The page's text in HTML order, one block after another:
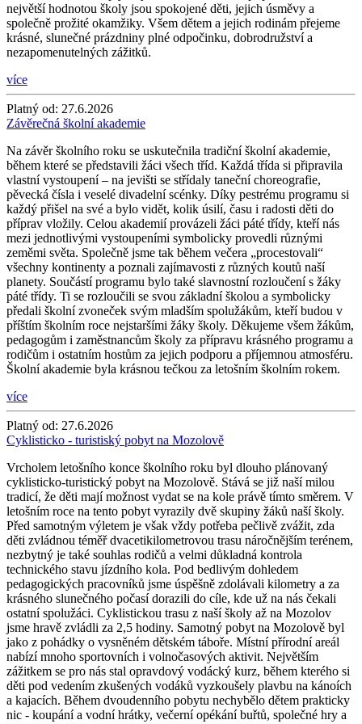
největší hodnotou školy jsou spokojené děti, jejich úsměvy a
společně prožité okamžiky. Všem dětem a jejich rodinám přejeme
krásné, slunečné prázdniny plné odpočinku, dobrodružství a
nezapomenutelných zážitků.
více
Platný od: 27.6.2026
Závěrečná školní akademie
Na závěr školního roku se uskutečnila tradiční školní akademie,
během které se představili žáci všech tříd. Každá třída si připravila
vlastní vystoupení – na jevišti se střídaly taneční choreografie,
pěvecká čísla i veselé divadelní scénky. Díky pestrému programu si
každý přišel na své a bylo vidět, kolik úsilí, času i radosti děti do
příprav vložily. Celou akademií provázeli žáci páté třídy, kteří nás
mezi jednotlivými vystoupeními symbolicky provedli různými
zeměmi světa. Společně jsme tak během večera „procestovali“
všechny kontinenty a poznali zajímavosti z různých koutů naší
planety. Součástí programu bylo také slavnostní rozloučení s žáky
páté třídy. Ti se rozloučili se svou základní školou a symbolicky
předali školní zvoneček svým mladším spolužákům, kteří budou v
příštím školním roce nejstaršími žáky školy. Děkujeme všem žákům,
pedagogům i zaměstnancům školy za přípravu krásného programu a
rodičům i ostatním hostům za jejich podporu a příjemnou atmosféru.
Školní akademie byla krásnou tečkou za letošním školním rokem.
více
Platný od: 27.6.2026
Cyklisticko - turistiský pobyt na Mozolově
Vrcholem letošního konce školního roku byl dlouho plánovaný
cyklisticko-turistický pobyt na Mozolově. Stává se již naší milou
tradicí, že děti mají možnost vydat se na kole právě tímto směrem. V
letošním roce na tento pobyt vyrazily dvě skupiny žáků naší školy.
Před samotným výletem je však vždy potřeba pečlivě zvážit, zda
děti zvládnou téměř dvacetikilometrovou trasu náročnějším terénem,
nezbytný je také souhlas rodičů a velmi důkladná kontrola
technického stavu jízdního kola. Pod bedlivým dohledem
pedagogických pracovníků jsme úspěšně zdolávali kilometry a za
krásného slunečného počasí dorazili do cíle, kde už na nás čekali
ostatní spolužáci. Cyklistickou trasu z naší školy až na Mozolov
jsme hravě zvládli za 2,5 hodiny. Samotný pobyt na Mozolově byl
jako z pohádky o vysněném dětském táboře. Místní přírodní areál
nabízí mnoho sportovních i volnočasových aktivit. Největším
zážitkem se pro nás stal opravdový vodácký kurz, během kterého si
děti pod vedením zkušených vodáků vyzkoušely plavbu na kánoích
a kajacích. Během dvoudenního pobytu nechybělo dětem prakticky
nic - koupání a vodní hrátky, večerní opékání buřtů, společné hry a